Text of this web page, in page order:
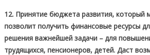
12. Принятие бюджета развития, который
позволит получить финансовые ресурсы
решения важнейшей задачи – для
трудящихся, пенсионеров, детей. Даст